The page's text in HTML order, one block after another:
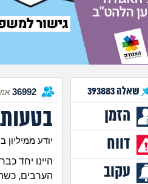
שאלה393883
הזמן
דווח
עקוב
36992
יודע ממיליון בן
היינו יחד
הערבים,